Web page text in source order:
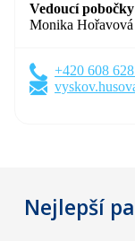
Vedoucí pobočky
Monika Hořavová
+420 608 628
Nejlepší